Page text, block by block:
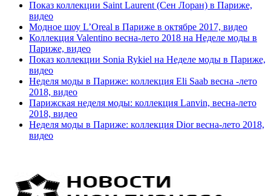
Показ коллекции Saint Laurent (Сен Лоран) в Париже,
видео
Модное шоу L’Oreal в Париже в октябре 2017, видео
Коллекция Valentino весна-лето 2018 на Неделе моды в
Париже, видео
Показ коллекции Sonia Rykiel на Неделе моды в Париже,
видео
Неделя моды в Париже: коллекция Eli Saab весна -лето
2018, видео
Парижская неделя моды: коллекция Lanvin, весна-лето
2018, видео
Неделя моды в Париже: коллекция Dior весна-лето 2018,
видео